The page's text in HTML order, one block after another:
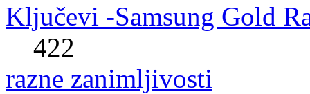
Ključevi -Samsung Gold
422
razne zanimljivosti